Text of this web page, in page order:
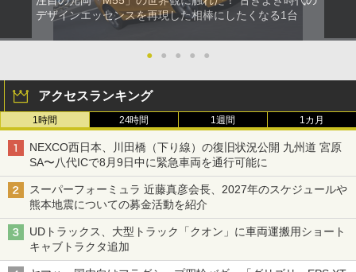
デザインエッセンスを再現した相棒にしたくなる1台
● ● ● ● ●
アクセスランキング
1時間 24時間 1週間 1カ月
NEXCO西日本、川田橋（下り線）の復旧状況公開 九州道 宮原
SA〜八代ICで8月9日中に緊急車両を通行可能に
スーパーフォーミュラ 近藤真彦会長、2027年のスケジュールや
熊本地震についての募金活動を紹介
UDトラックス、大型トラック「クオン」に車両運搬用ショート
キャブトラクタ追加